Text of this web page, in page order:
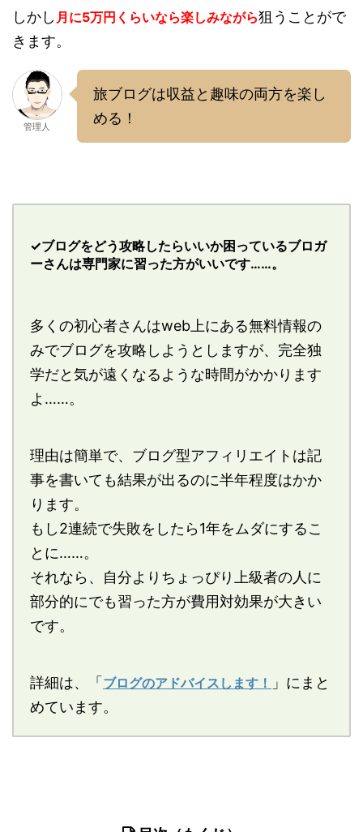
しかし 月に5万円くらいなら楽しみながら狙うことがで
きます。
管理人
旅ブログは収益と趣味の両方を楽し
める！
✓ブログをどう攻略したらいいか困っているブロガ
ーさんは専門家に習った方がいいです……。
多くの初心者さんはweb上にある無料情報の
みでブログを攻略しようとしますが、完全独
学だと気が遠くなるような時間がかかります
よ……。
理由は簡単で、ブログ型アフィリエイトは記
事を書いても結果が出るのに半年程度はかか
ります。
もし2連続で失敗をしたら1年をムダにするこ
とに……。
それなら、自分よりちょっぴり上級者の人に
部分的にでも習った方が費用対効果が大きい
です。
詳細は、「 ブログのアドバイスします！ 」にまと
めています。